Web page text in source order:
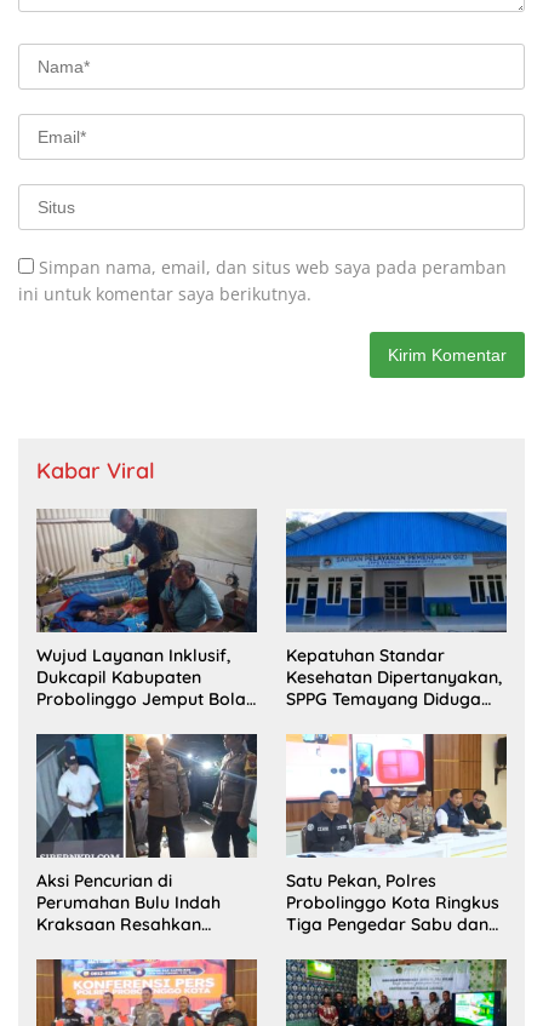
Simpan nama, email, dan situs web saya pada peramban
ini untuk komentar saya berikutnya.
Kabar Viral
Wujud Layanan Inklusif,
Dukcapil Kabupaten
Probolinggo Jemput Bola
Disabilitas di Dringu
Kepatuhan Standar
Kesehatan Dipertanyakan,
SPPG Temayang Diduga
Aksi Pencurian di
Perumahan Bulu Indah
Kraksaan Resahkan
Satu Pekan, Polres
Probolinggo Kota Ringkus
Tiga Pengedar Sabu dan